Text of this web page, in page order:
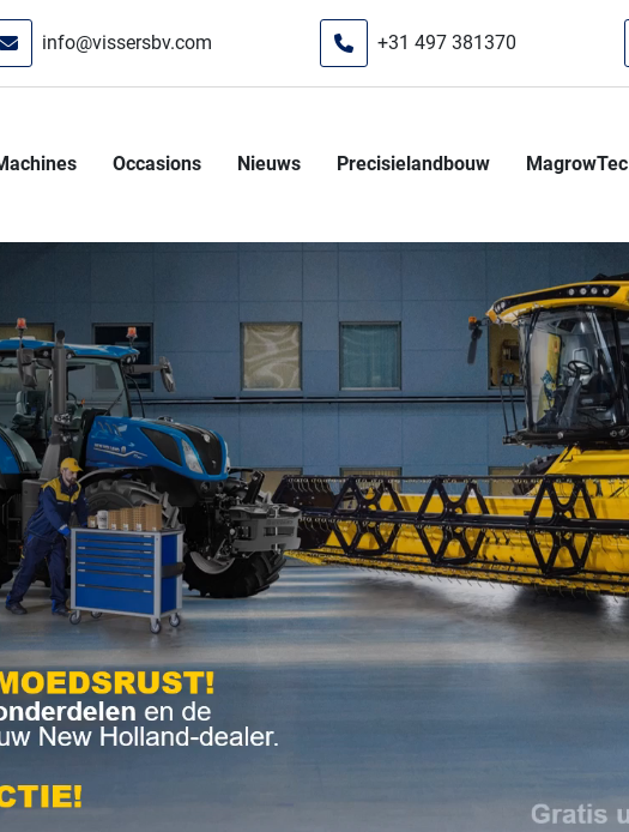
info@vissersbv.com +31 497 381370
Occasions Nieuws Precisielandbouw MagrowTec